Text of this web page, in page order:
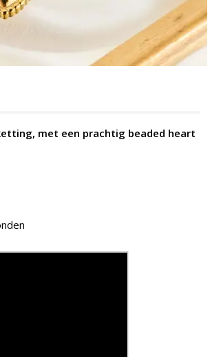
met een prachtig beaded heart